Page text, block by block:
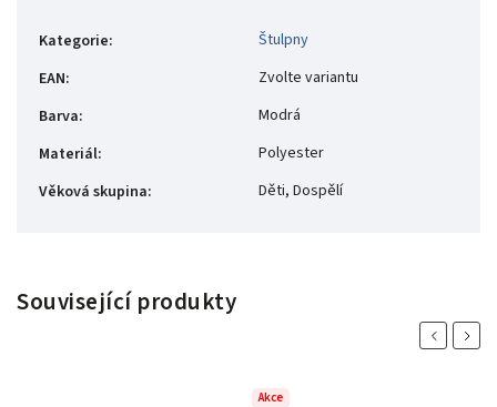
Kategorie:
Štulpny
EAN:
Zvolte variantu
Barva:
Modrá
Materiál:
Polyester
Věková skupina: Děti, Dospělí
Související produkty
Previous
Akce
Next